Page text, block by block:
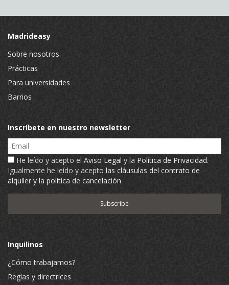
Madrideasy
Sobre nosotros
Prácticas
Para universidades
Barrios
Inscríbete en nuestro newsletter
Email
He leído y acepto el Aviso Legal y la Política de Privacidad.
Igualmente he leído y acepto las cláusulas del contrato de
alquiler y la política de cancelación
Inquilinos
¿Cómo trabajamos?
Reglas y directrices